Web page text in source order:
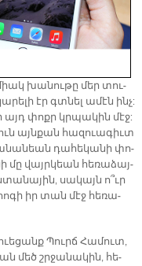
խա­նու­թը մեր տու­
էր գտնել ա­մէն ինչ:
այդ փոքր կրպա­կին մէջ:
այն­քան հա­զուա­գիւտ
դա­հե­կա­նի փո­
մը վայր­կեան հե­ռա­ձայ­
սա­կայն ո՞ւր
հո­գի իր տան մէջ հե­ռա­
Պուրճ Հա­մուտ,
մեծ շրջա­նա­կին, հե­